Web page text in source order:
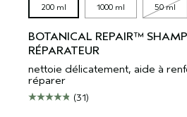
200 ml 1000 ml 50 ml
BOTANICAL REPAIR™
RÉPARATEUR
nettoie délicatement, aide à
réparer
(31)